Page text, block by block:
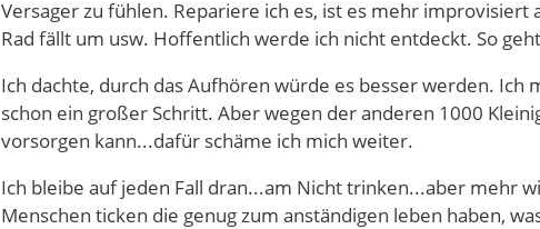
Versager zu fühlen. Repariere ich es, ist es mehr
Rad fällt um usw. Hoffentlich werde ich nicht entdeckt. So
Ich dachte, durch das Aufhören würde es besser werden.
schon ein großer Schritt. Aber wegen der anderen 1000
vorsorgen kann...dafür schäme ich mich weiter.
Ich bleibe auf jeden Fall dran...am Nicht trinken...aber mehr
Menschen ticken die genug zum anständigen leben haben,